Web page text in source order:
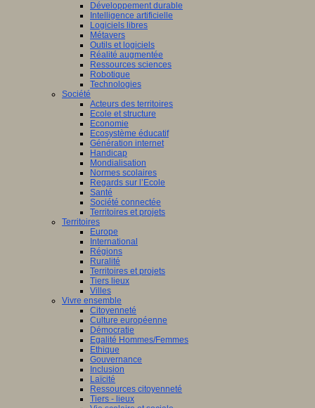
Développement durable
Intelligence artificielle
Logiciels libres
Métavers
Outils et logiciels
Réalité augmentée
Ressources sciences
Robotique
Technologies
Société
Acteurs des territoires
Ecole et structure
Economie
Ecosystème éducatif
Génération internet
Handicap
Mondialisation
Normes scolaires
Regards sur l’Ecole
Santé
Société connectée
Territoires et projets
Territoires
Europe
International
Régions
Ruralité
Territoires et projets
Tiers lieux
Villes
Vivre ensemble
Citoyenneté
Culture européenne
Démocratie
Egalité Hommes/Femmes
Ethique
Gouvernance
Inclusion
Laïcité
Ressources citoyenneté
Tiers - lieux